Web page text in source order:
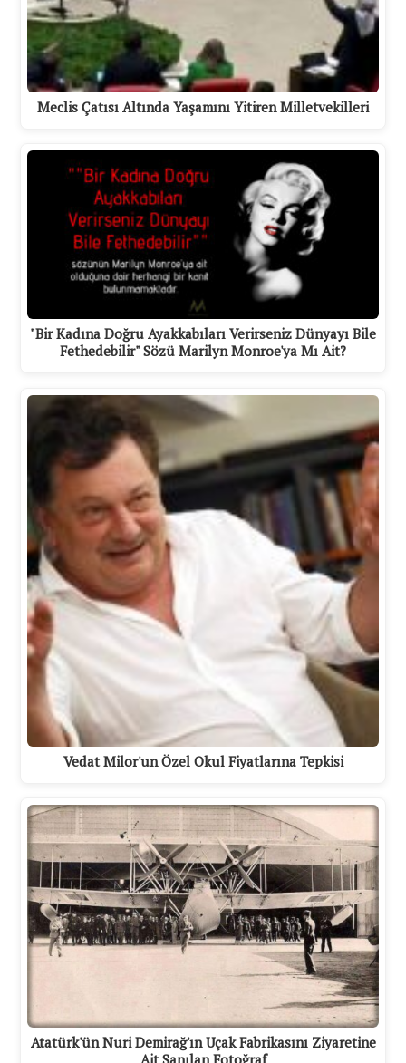
Meclis Çatısı Altında Yaşamını Yitiren Milletvekilleri
"Bir Kadına Doğru Ayakkabıları Verirseniz Dünyayı Bile
Fethedebilir" Sözü Marilyn Monroe'ya Mı Ait?
Vedat Milor'un Özel Okul Fiyatlarına Tepkisi
Atatürk'ün Nuri Demirağ'ın Uçak Fabrikasını Ziyaretine
Ait Sanılan Fotoğraf